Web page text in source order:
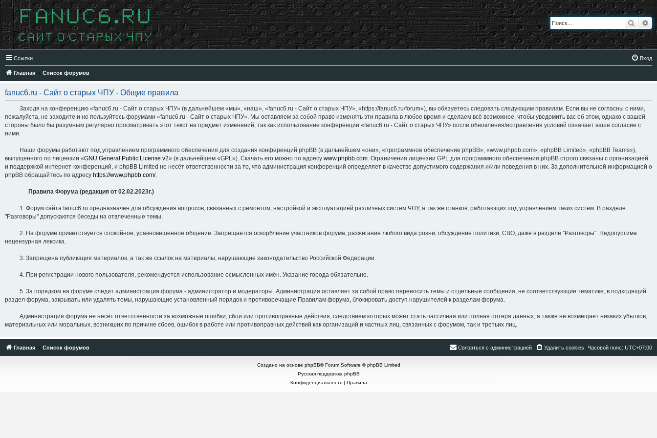
Поиск
Ссылки Вход
Главная Список форумов
fanuc6.ru - Сайт о старых ЧПУ - Общие правила
Заходя на конференцию «fanuc6.ru - Сайт о старых ЧПУ» (в дальнейшем «мы», «наш», «fanuc6.ru - Сайт о старых ЧПУ», «https://fanuc6.ru/forum»), вы обязуетесь следовать следующим правилам. Если вы не согласны с ними,
пожалуйста, не заходите и не пользуйтесь форумами «fanuc6.ru - Сайт о старых ЧПУ». Мы оставляем за собой право изменять эти правила в любое время и сделаем всё возможное, чтобы уведомить вас об этом, однако с вашей
стороны было бы разумным регулярно просматривать этот текст на предмет изменений, так как использование конференции «fanuc6.ru - Сайт о старых ЧПУ» после обновления/исправления условий означает ваше согласие с
ними.
Наши форумы работают под управлением программного обеспечения для создания конференций phpBB (в дальнейшем «они», «программное обеспечение phpBB», «www.phpbb.com», «phpBB Limited», «phpBB Teams»),
выпущенного по лицензии «GNU General Public License v2» (в дальнейшем «GPL»). Скачать его можно по адресу www.phpbb.com. Ограничения лицензии GPL для программного обеспечения phpBB строго связаны с организацией
и поддержкой интернет-конференций, и phpBB Limited не несёт ответственности за то, что администрация конференций определяет в качестве допустимого содержания и/или поведения в них. За дополнительной информацией о
phpBB обращайтесь по адресу https://www.phpbb.com/.
Правила Форума (редакция от 02.02.2023г.)
1. Форум сайта fanuc6.ru предназначен для обсуждения вопросов, связанных с ремонтом, настройкой и эксплуатацией различных систем ЧПУ, а так же станков, работающих под управлением таких систем. В разделе
"Разговоры" допускаются беседы на отвлеченные темы.
2. На форуме приветствуется спокойное, уравновешенное общение. Запрещается оскорбление участников форума, разжигание любого вида розни, обсуждение политики, СВО, даже в разделе "Разговоры". Недопустима
нецензурная лексика.
3. Запрещена публикация материалов, а так же ссылок на материалы, нарушающие законодательство Российской Федерации.
4. При регистрации нового пользователя, рекомендуется использование осмысленных имён. Указание города обязательно.
5. За порядком на форуме следит администрация форума - администратор и модераторы. Администрация оставляет за собой право переносить темы и отдельные сообщения, не соответствующие тематике, в подходящий
раздел форума, закрывать или удалять темы, нарушающие установленный порядок и противоречащие Правилам форума, блокировать доступ нарушителей к разделам форума.
Администрация форума не несёт ответственности за возможные ошибки, сбои или противоправные действия, следствием которых может стать частичная или полная потеря данных, а также не возмещает никаких убытков,
материальных или моральных, возникших по причине сбоев, ошибок в работе или противоправных действий как организаций и частных лиц, связанных с форумом, так и третьих лиц.
Главная Список форумов Часовой пояс: UTC+07:00
Удалить cookies
Связаться с администрацией
Создано на основе phpBB® Forum Software © phpBB Limited
Русская поддержка phpBB
Конфиденциальность| Правила